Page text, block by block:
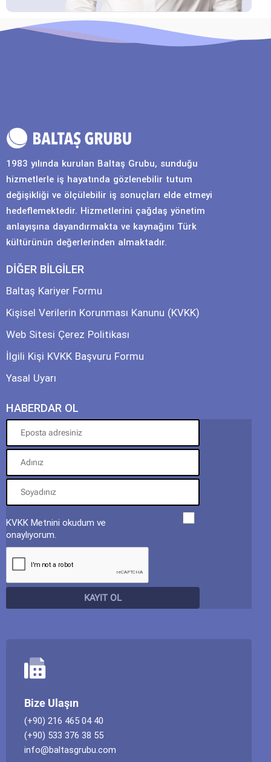
1983 yılında kurulan Baltaş Grubu, sunduğu
hizmetlerle iş hayatında gözlenebilir tutum
değişikliği ve ölçülebilir iş sonuçları elde etmeyi
hedeflemektedir. Hizmetlerini çağdaş yönetim
anlayışına dayandırmakta ve kaynağını Türk
kültürünün değerlerinden almaktadır.
DİĞER BİLGİLER
Baltaş Kariyer Formu
Kişisel Verilerin Korunması Kanunu (KVKK)
Web Sitesi Çerez Politikası
İlgili Kişi KVKK Başvuru Formu
Yasal Uyarı
HABERDAR OL
KVKK Metnini okudum ve
onaylıyorum.
Bize Ulaşın
(+90) 216 465 04 40
(+90) 533 376 38 55
info@baltasgrubu.com